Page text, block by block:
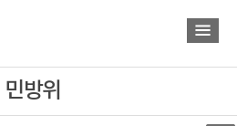
민방위